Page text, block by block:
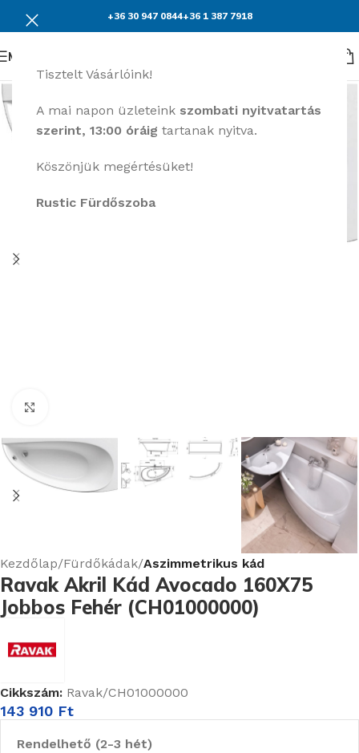
Tisztelt Vásárlóink!
A mai napon üzleteink szombati nyitvatartás
szerint, 13:00 óráig tartanak nyitva.
Köszönjük megértésüket!
Rustic Fürdőszoba
+36 30 947 0844+36 1 387 7918
Menü
Kezdőlap Fürdőkádak Aszimmetrikus kád
Ravak Akril Kád Avocado 160X75
Jobbos Fehér (CH01000000)
Cikkszám: Ravak/CH01000000
143 910 Ft
Rendelhető (2-3 hét)